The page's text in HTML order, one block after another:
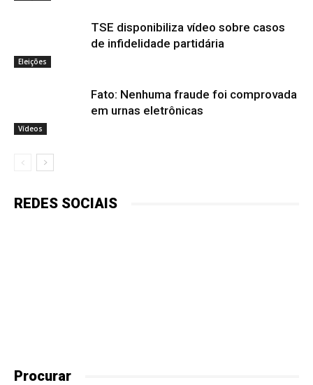
Eleições
TSE disponibiliza vídeo sobre casos
de infidelidade partidária
Vídeos
Fato: Nenhuma fraude foi comprovada
em urnas eletrônicas
REDES SOCIAIS
Procurar